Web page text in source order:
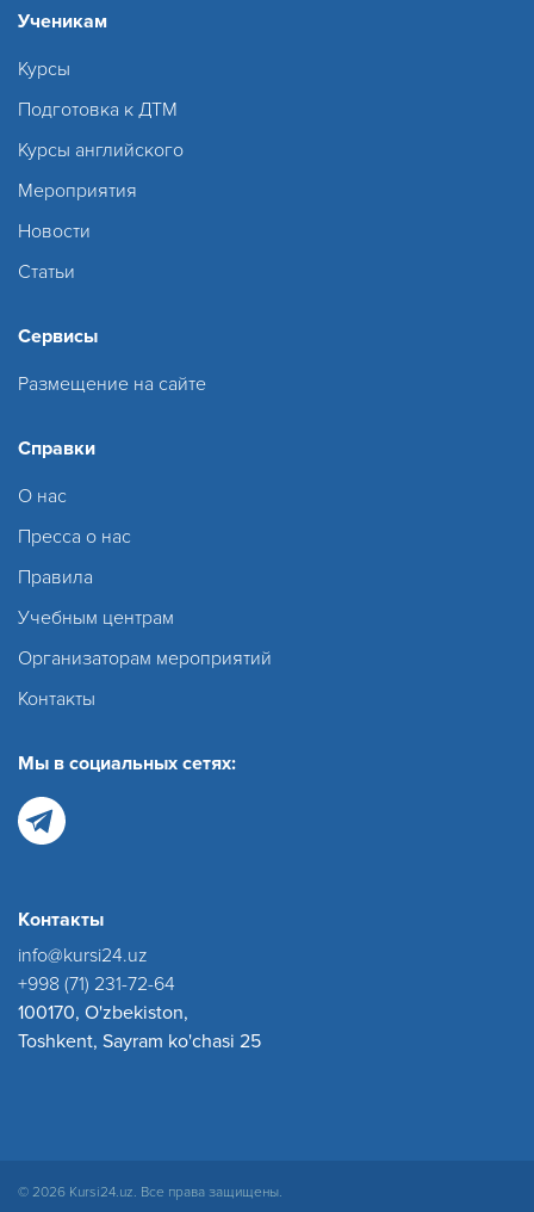
Ученикам
Курсы
Подготовка к ДТМ
Курсы английского
Мероприятия
Новости
Статьи
Сервисы
Размещение на сайте
Справки
О нас
Пресса о нас
Правила
Учебным центрам
Организаторам мероприятий
Контакты
Мы в социальных сетях:
Контакты
info@kursi24.uz
+998 (71) 231-72-64
100170, O'zbekiston,
Toshkent, Sayram ko'chasi 25
© 2026 Kursi24.uz. Все права защищены.